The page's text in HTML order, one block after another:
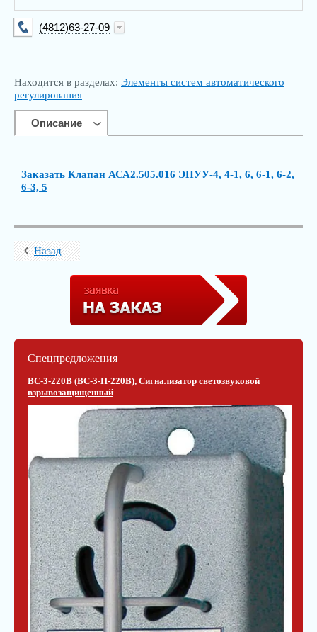
(4812)63-27-09
Находится в разделах: Элементы систем автоматического
регулирования
Описание
Заказать Клапан АСА2.505.016 ЭПУУ-4, 4-1, 6, 6-1, 6-2,
6-3, 5
Назад
Спецпредложения
ВС-3-220В (ВС-3-П-220В), Сигнализатор светозвуковой
взрывозащищенный